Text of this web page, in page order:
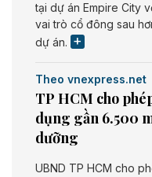
tại dự án Empire City
vai trò cổ đông sau
dự án.
Theo vnexpress.net
TP HCM cho
dụng gần 6.500
dưỡng
UBND TP HCM cho